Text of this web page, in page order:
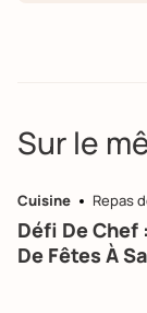
Sur le
Cuisine Repas
Défi De Chef
De Fêtes À